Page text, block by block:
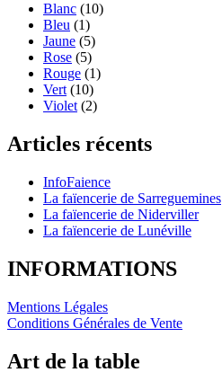
Blanc (10)
Bleu (1)
Jaune (5)
Rose (5)
Rouge (1)
Vert (10)
Violet (2)
Articles récents
InfoFaience
La faïencerie de Sarreguemines
La faïencerie de Niderviller
La faïencerie de Lunéville
INFORMATIONS
Mentions Légales
Conditions Générales de Vente
Art de la table